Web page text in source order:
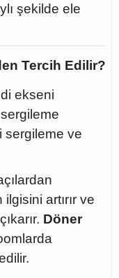
şekilde ele
Tercih Edilir?
ekseni
sergileme ve
artırır ve
Döner